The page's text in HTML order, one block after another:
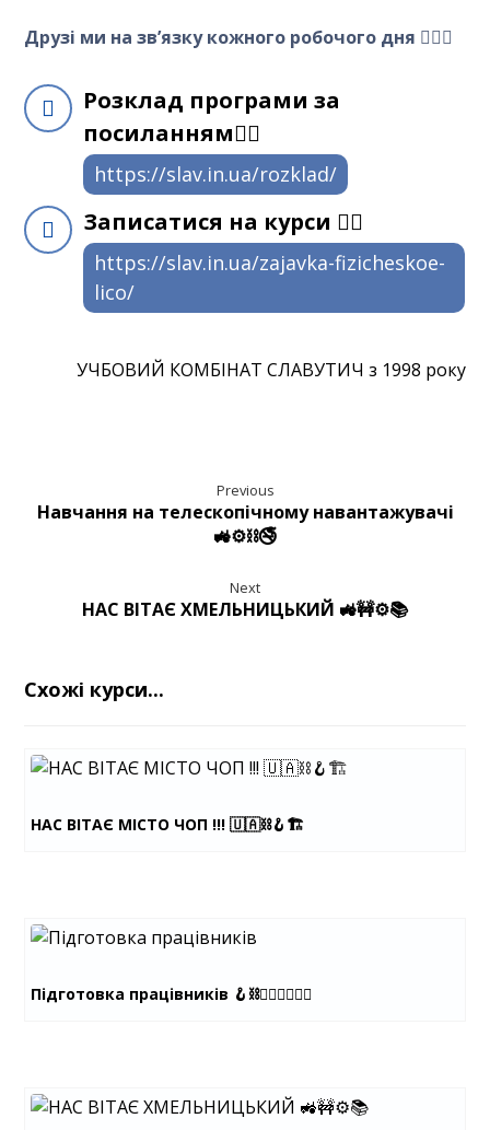
Друзі ми на звʼязку кожного робочого дня 🙋🏻‍♂️
Розклад програми за
посиланням👇🏼
https://slav.in.ua/rozklad/
Записатися на курси 👇🏼
https://slav.in.ua/zajavka-fizicheskoe-
lico/
УЧБОВИЙ КОМБІНАТ СЛАВУТИЧ з 1998 року
Previous
Навчання на телескопічному навантажувачі
🚜⚙️⛓️🚭
Next
НАС ВІТАЄ ХМЕЛЬНИЦЬКИЙ 🚜🚧⚙️📚
Схожі курси...
НАС ВІТАЄ МІСТО ЧОП !!! 🇺🇦⛓️🪝🏗️
Підготовка працівників 🪝⛓️👷🏼‍♂️👷🏻‍♀️